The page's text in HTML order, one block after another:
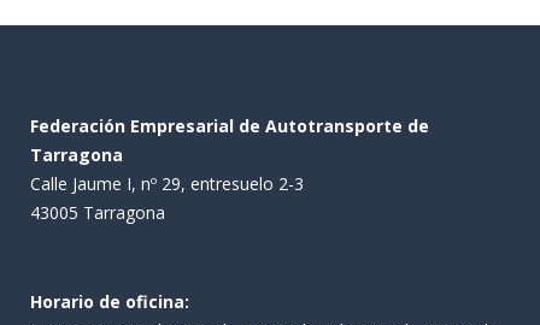
Federación Empresarial de Autotransporte de
Tarragona
Calle Jaume I, nº 29, entresuelo 2-3
43005 Tarragona
Horario de oficina: